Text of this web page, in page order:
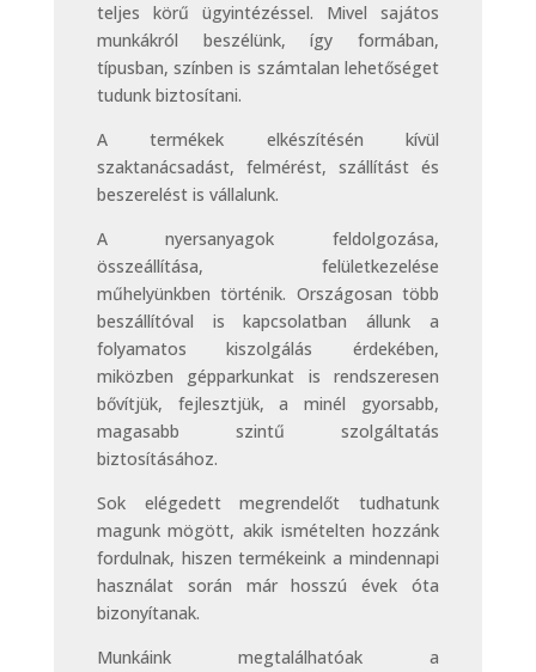
teljes körű ügyintézéssel. Mivel sajátos
munkákról beszélünk, így formában,
típusban, színben is számtalan lehetőséget
tudunk biztosítani.
A termékek elkészítésén kívül
szaktanácsadást, felmérést, szállítást és
beszerelést is vállalunk.
A nyersanyagok feldolgozása,
összeállítása, felületkezelése
műhelyünkben történik. Országosan több
beszállítóval is kapcsolatban állunk a
folyamatos kiszolgálás érdekében,
miközben gépparkunkat is rendszeresen
bővítjük, fejlesztjük, a minél gyorsabb,
magasabb szintű szolgáltatás
biztosításához.
Sok elégedett megrendelőt tudhatunk
magunk mögött, akik ismételten hozzánk
fordulnak, hiszen termékeink a mindennapi
használat során már hosszú évek óta
bizonyítanak.
Munkáink megtalálhatóak a